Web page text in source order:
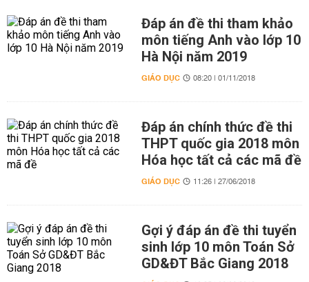
Đáp án đề thi tham khảo
môn tiếng Anh vào lớp 10
Hà Nội năm 2019
GIÁO DỤC 08:20 | 01/11/2018
Đáp án chính thức đề thi
THPT quốc gia 2018 môn
Hóa học tất cả các mã đề
GIÁO DỤC 11:26 | 27/06/2018
Gợi ý đáp án đề thi tuyển
sinh lớp 10 môn Toán Sở
GD&ĐT Bắc Giang 2018